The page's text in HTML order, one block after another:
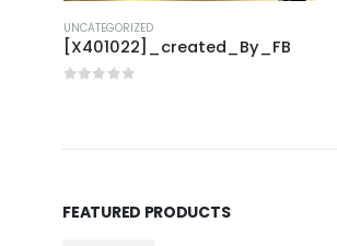
UNCATEGORIZED
[X401022]_created_By_FB
FEATURED PRODUCTS